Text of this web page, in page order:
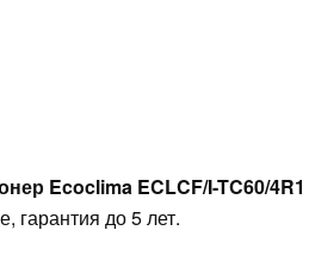
Ecoclima ECLCF/I-TC60/4R1
гарантия до 5 лет.